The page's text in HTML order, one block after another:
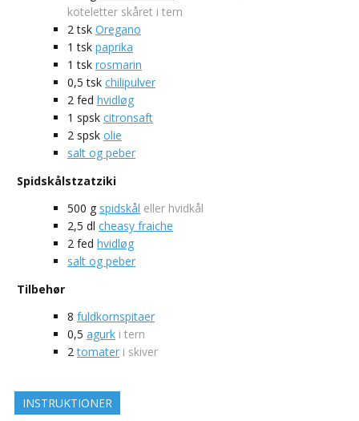
koteletter skåret i tern
2 tsk Oregano
1 tsk paprika
1 tsk rosmarin
0,5 tsk chilipulver
2 fed hvidløg
1 spsk citronsaft
2 spsk olie
salt og peber
Spidskålstzatziki
500 g spidskål eller hvidkål
2,5 dl cheasy fraiche
2 fed hvidløg
salt og peber
Tilbehør
8 fuldkornspitaer
0,5 agurk i tern
2 tomater i skiver
INSTRUKTIONER